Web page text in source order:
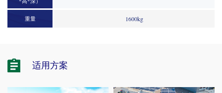
重量 1600kg
适用方案